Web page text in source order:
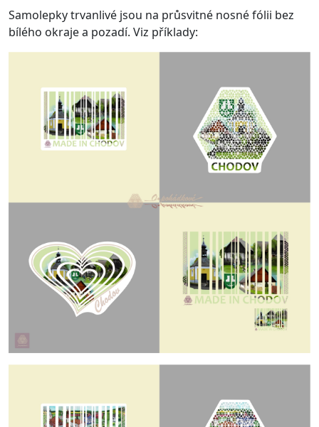
Samolepky trvanlivé jsou na průsvitné nosné fólii bez
bílého okraje a pozadí. Viz příklady: